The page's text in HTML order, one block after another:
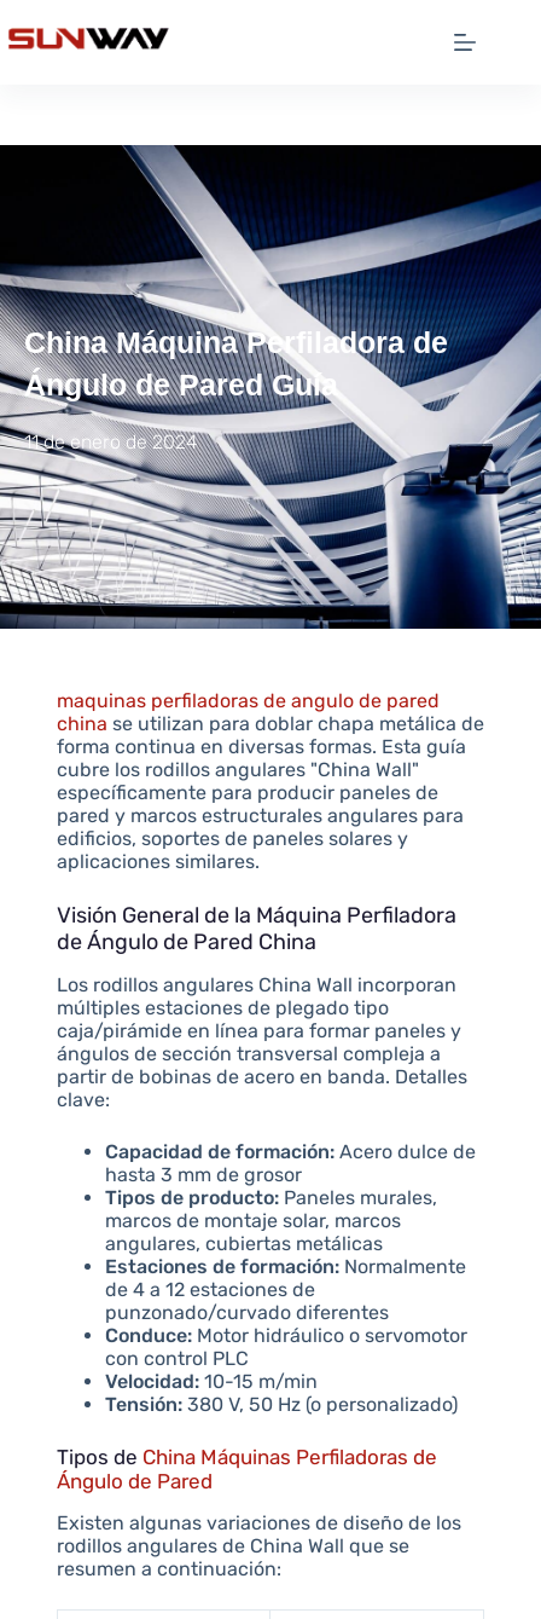
China Máquina Perfiladora de
Ángulo de Pared Guía
11 de enero de 2024
maquinas perfiladoras de angulo de pared
china se utilizan para doblar chapa metálica de
forma continua en diversas formas. Esta guía
cubre los rodillos angulares "China Wall"
específicamente para producir paneles de
pared y marcos estructurales angulares para
edificios, soportes de paneles solares y
aplicaciones similares.
Visión General de la Máquina Perfiladora
de Ángulo de Pared China
Los rodillos angulares China Wall incorporan
múltiples estaciones de plegado tipo
caja/pirámide en línea para formar paneles y
ángulos de sección transversal compleja a
partir de bobinas de acero en banda. Detalles
clave:
Capacidad de formación:Acero dulce de
hasta 3 mm de grosor
Tipos de producto:Paneles murales,
marcos de montaje solar, marcos
angulares, cubiertas metálicas
Estaciones de formación:Normalmente
de 4 a 12 estaciones de
punzonado/curvado diferentes
Conduce:Motor hidráulico o servomotor
con control PLC
Velocidad:10-15 m/min
Tensión:380 V, 50 Hz (o personalizado)
Tipos de China Máquinas Perfiladoras de
Ángulo de Pared
Existen algunas variaciones de diseño de los
rodillos angulares de China Wall que se
resumen a continuación: